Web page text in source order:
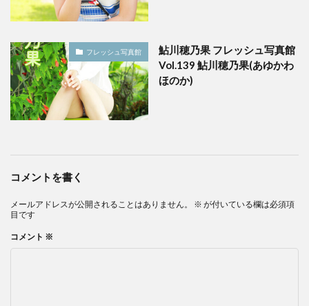
フレッシュ写真館
鮎川穂乃果 フレッシュ写真館
Vol.139 鮎川穂乃果(あゆかわ
ほのか)
コメントを書く
メールアドレスが公開されることはありません。 ※ が付いている欄は必須項
目です
コメント ※